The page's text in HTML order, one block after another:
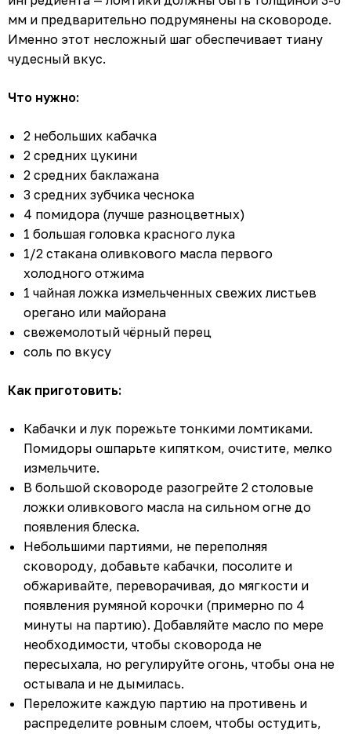
мм и предварительно подрумянены на сковороде.
Именно этот несложный шаг обеспечивает тиану
чудесный вкус.
Что нужно:
2 небольших кабачка
2 средних цукини
2 средних баклажана
3 средних зубчика чеснока
4 помидора (лучше разноцветных)
1 большая головка красного лука
1/2 стакана оливкового масла первого
холодного отжима
1 чайная ложка измельченных свежих листьев
орегано или майорана
свежемолотый чёрный перец
соль по вкусу
Как приготовить:
Кабачки и лук порежьте тонкими ломтиками.
Помидоры ошпарьте кипятком, очистите, мелко
измельчите.
В большой сковороде разогрейте 2 столовые
ложки оливкового масла на сильном огне до
появления блеска.
Небольшими партиями, не переполняя
сковороду, добавьте кабачки, посолите и
обжаривайте, переворачивая, до мягкости и
появления румяной корочки (примерно по 4
минуты на партию). Добавляйте масло по мере
необходимости, чтобы сковорода не
пересыхала, но регулируйте огонь, чтобы она не
остывала и не дымилась.
Переложите каждую партию на противень и
распределите ровным слоем, чтобы остудить,